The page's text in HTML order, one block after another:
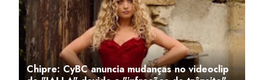
Chipre: CyBC anuncia mudanças no videoclip